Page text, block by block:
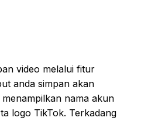
video melalui fitur
anda simpan akan
nama akun
logo TikTok. Terkadang